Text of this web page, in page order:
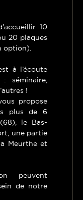
10
20 plaques
option).
à l’écoute
séminaire,
!
propose
plus de 6
le Bas-
une partie
Meurthe et
peuvent
de notre